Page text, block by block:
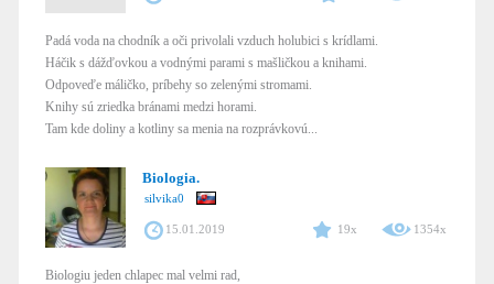
Padá voda na chodník a oči privolali vzduch holubici s krídlami.
Háčik s dážďovkou a vodnými parami s mašličkou a knihami.
Odpoveďe máličko, príbehy so zelenými stromami.
Knihy sú zriedka bránami medzi horami.
Tam kde doliny a kotliny sa menia na rozprávkovú...
Biologia.
silvika0
15.01.2019 19x 1354x
Biologiu jeden chlapec mal velmi rad,